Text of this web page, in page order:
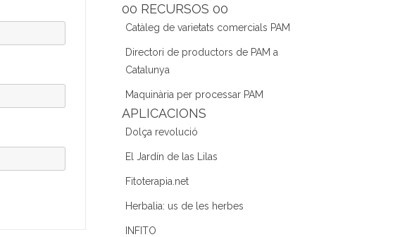
b
o
o
k
a
m
dI
n
00 RECURSOS 00
Catàleg de varietats comercials PAM
Directori de productors de PAM a
Catalunya
Maquinària per processar PAM
APLICACIONS
Dolça revolució
El Jardín de las Lilas
Fitoterapia.net
Herbalia: us de les herbes
INFITO